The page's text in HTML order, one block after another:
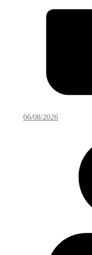
06/08/2026